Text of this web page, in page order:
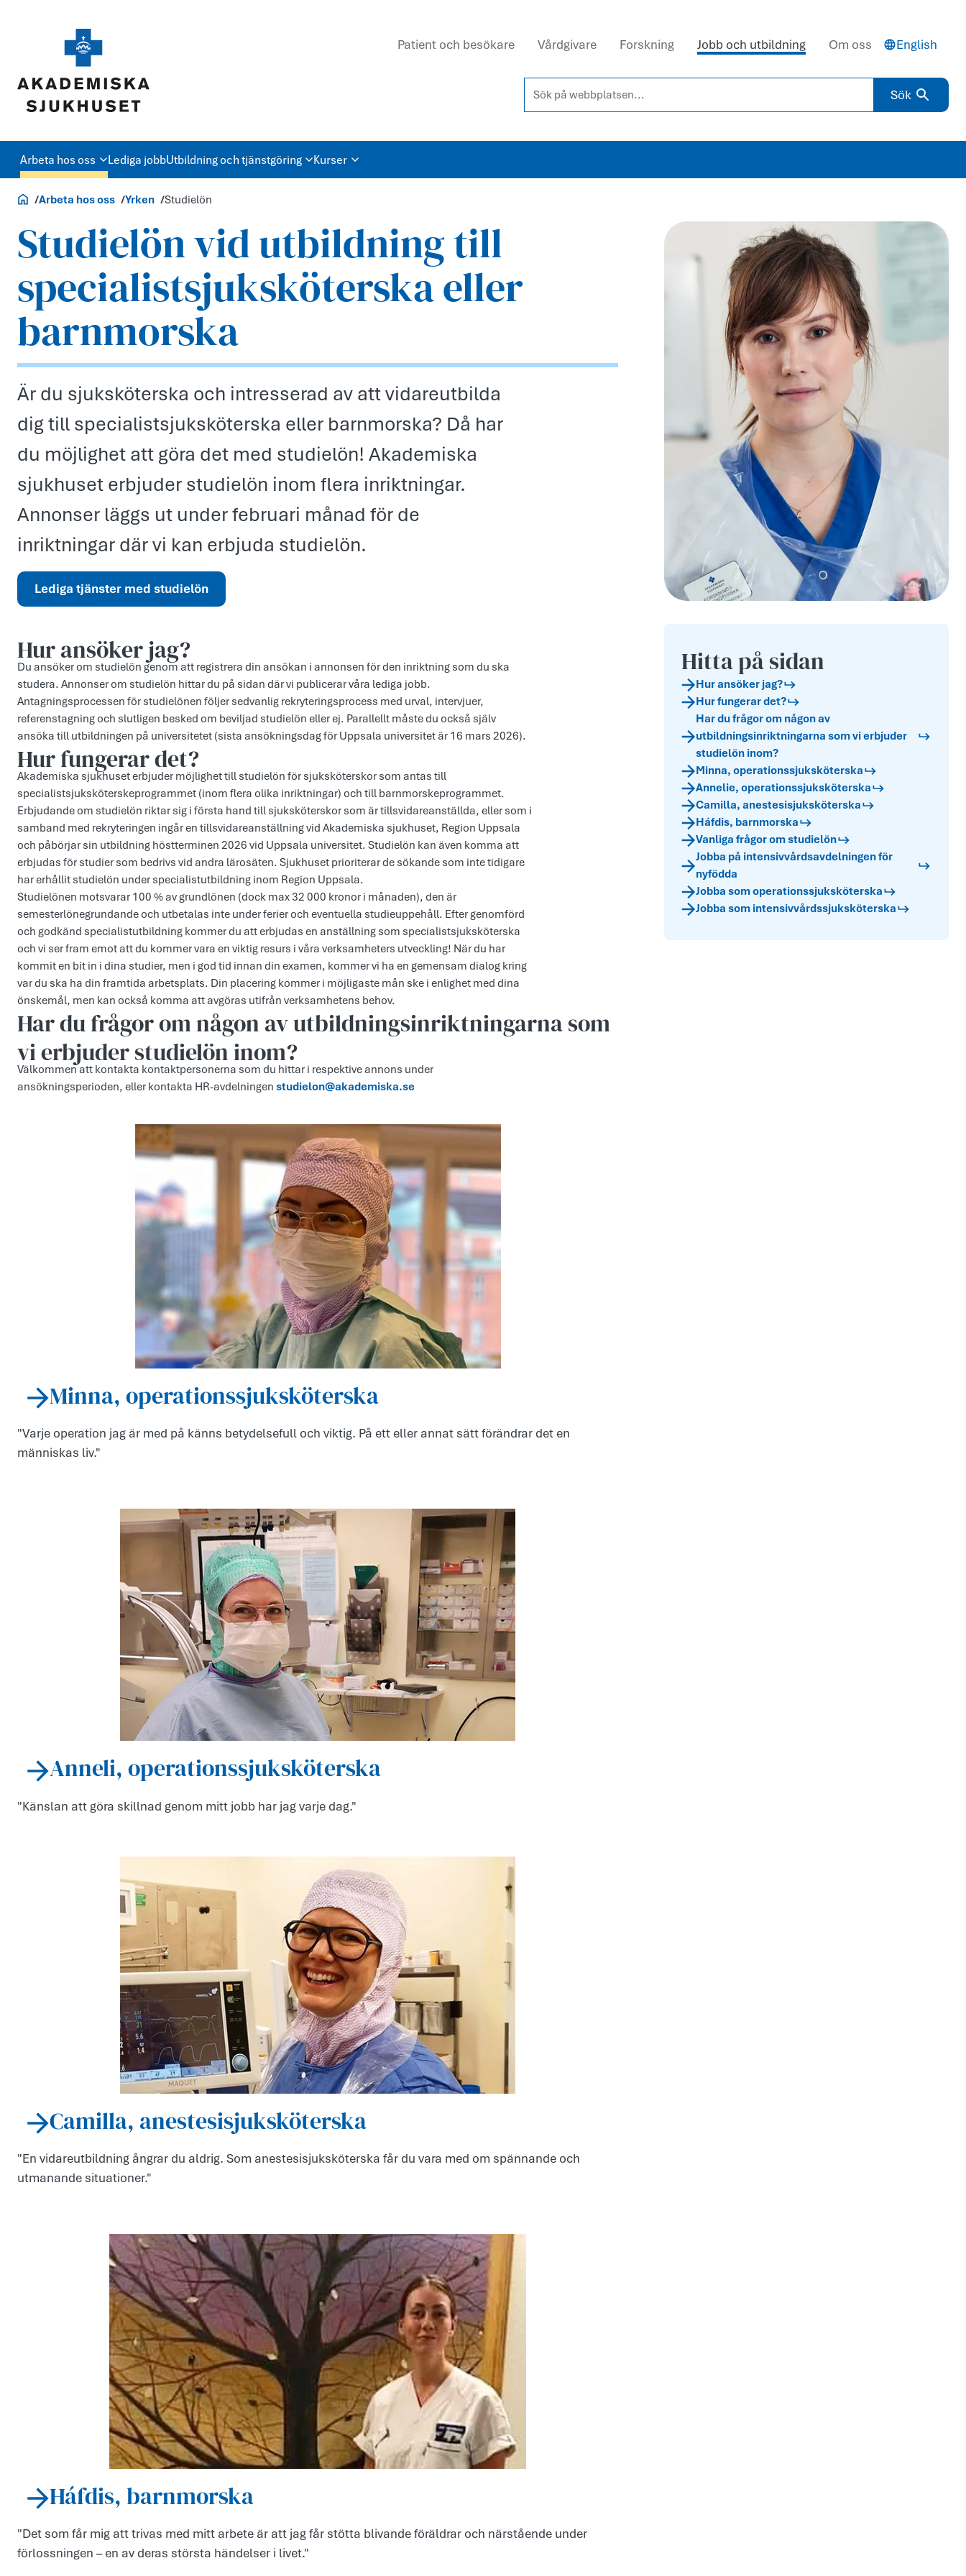
Patient och besökare Vårdgivare Forskning Jobb och utbildning Om oss English
Sök på webbplatsen...
Sök
Arbeta hos oss Lediga jobbUtbildning och tjänstgöring Kurser
Jobb och utbildning
Arbeta hos oss Yrken Studielön
Studielön vid utbildning till
specialistsjuksköterska eller
barnmorska
Är du sjuksköterska och intresserad av att vidareutbilda
dig till specialistsjuksköterska eller barnmorska? Då har
du möjlighet att göra det med studielön! Akademiska
sjukhuset erbjuder studielön inom flera inriktningar.
Annonser läggs ut under februari månad för de
inriktningar där vi kan erbjuda studielön.
Lediga tjänster med studielön
Hur ansöker jag?
Du ansöker om studielön genom att registrera din ansökan i annonsen för den inriktning som du ska
studera. Annonser om studielön hittar du på sidan där vi publicerar våra lediga jobb.
Antagningsprocessen för studielönen följer sedvanlig rekryteringsprocess med urval, intervjuer,
referenstagning och slutligen besked om beviljad studielön eller ej. Parallellt måste du också själv
ansöka till utbildningen på universitetet (sista ansökningsdag för Uppsala universitet är 16 mars 2026).
Hur fungerar det?
Akademiska sjukhuset erbjuder möjlighet till studielön för sjuksköterskor som antas till
specialistsjuksköterskeprogrammet (inom flera olika inriktningar) och till barnmorskeprogrammet.
Erbjudande om studielön riktar sig i första hand till sjuksköterskor som är tillsvidareanställda, eller som i
samband med rekryteringen ingår en tillsvidareanställning vid Akademiska sjukhuset, Region Uppsala
och påbörjar sin utbildning höstterminen 2026 vid Uppsala universitet. Studielön kan även komma att
erbjudas för studier som bedrivs vid andra lärosäten. Sjukhuset prioriterar de sökande som inte tidigare
har erhållit studielön under specialistutbildning inom Region Uppsala.
Studielönen motsvarar 100 % av grundlönen (dock max 32 000 kronor i månaden), den är
semesterlönegrundande och utbetalas inte under ferier och eventuella studieuppehåll. Efter genomförd
och godkänd specialistutbildning kommer du att erbjudas en anställning som specialistsjuksköterska
och vi ser fram emot att du kommer vara en viktig resurs i våra verksamheters utveckling! När du har
kommit en bit in i dina studier, men i god tid innan din examen, kommer vi ha en gemensam dialog kring
var du ska ha din framtida arbetsplats. Din placering kommer i möjligaste mån ske i enlighet med dina
önskemål, men kan också komma att avgöras utifrån verksamhetens behov.
Har du frågor om någon av utbildningsinriktningarna som
vi erbjuder studielön inom?
Välkommen att kontakta kontaktpersonerna som du hittar i respektive annons under
ansökningsperioden, eller kontakta HR-avdelningen studielon@akademiska.se
Minna, operationssjuksköterska
"Varje operation jag är med på känns betydelsefull och viktig. På ett eller annat sätt förändrar det en
människas liv."
Anneli, operationssjuksköterska
"Känslan att göra skillnad genom mitt jobb har jag varje dag."
Camilla, anestesisjuksköterska
"En vidareutbildning ångrar du aldrig. Som anestesisjuksköterska får du vara med om spännande och
utmanande situationer."
Háfdis, barnmorska
"Det som får mig att trivas med mitt arbete är att jag får stötta blivande föräldrar och närstående under
förlossningen – en av deras största händelser i livet."
Hitta på sidan
Hur ansöker jag?
Hur fungerar det?
Har du frågor om någon av
utbildningsinriktningarna som vi erbjuder
studielön inom?
Minna, operationssjuksköterska
Annelie, operationssjuksköterska
Camilla, anestesisjuksköterska
Háfdis, barnmorska
Vanliga frågor om studielön
Jobba på intensivvårdsavdelningen för
nyfödda
Jobba som operationssjuksköterska
Jobba som intensivvårdssjuksköterska